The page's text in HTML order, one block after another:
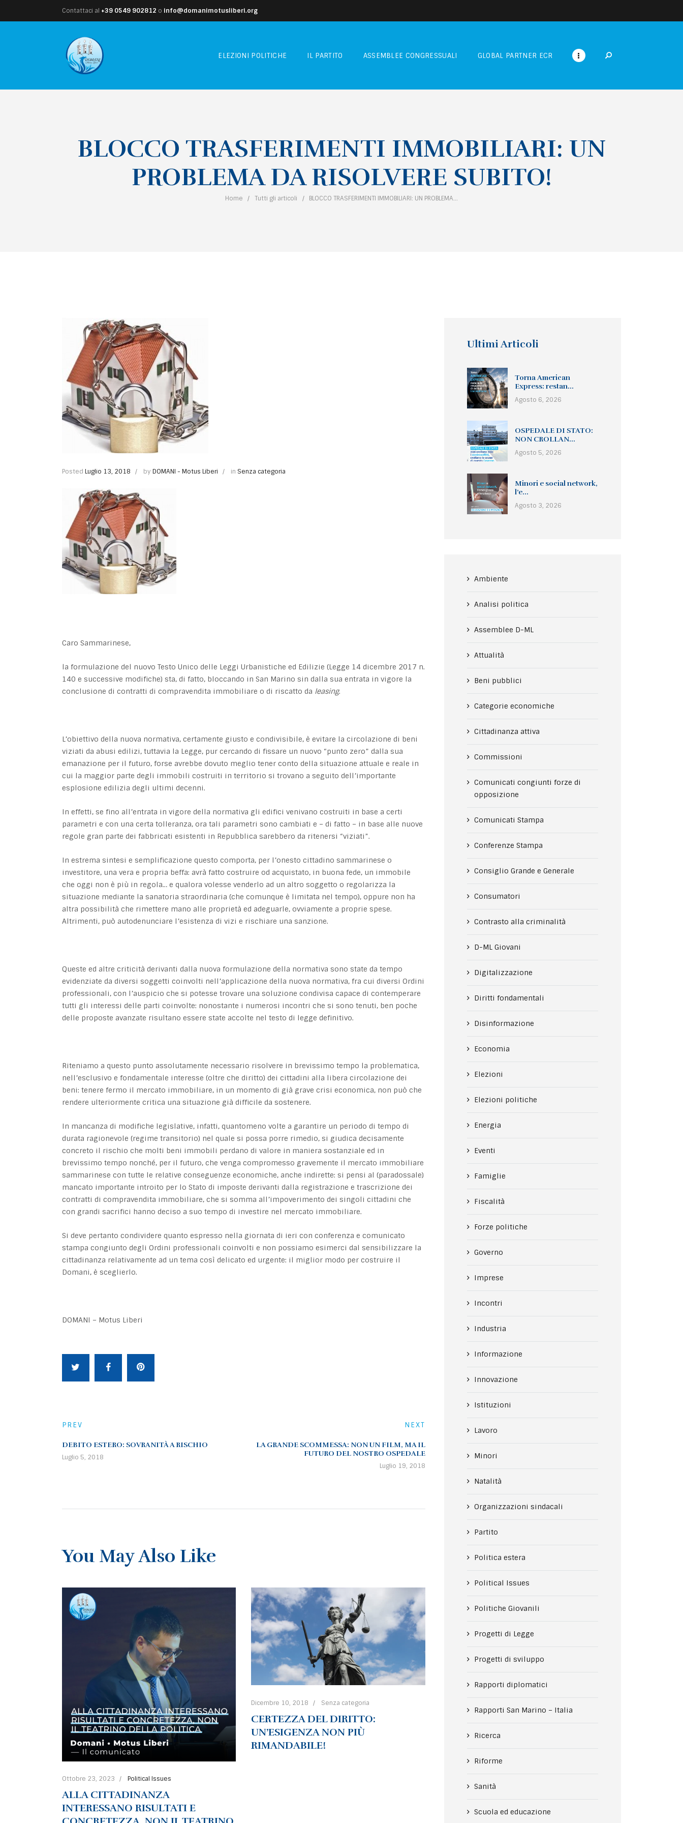
Contattaci al +39 0549 902812 o info@domanimotusliberi.org
ELEZIONI POLITICHE IL PARTITO ASSEMBLEE CONGRESSUALI GLOBAL PARTNER ECR
BLOCCO TRASFERIMENTI IMMOBILIARI: UN
PROBLEMA DA RISOLVERE SUBITO!
Home Tutti gli articoli BLOCCO TRASFERIMENTI IMMOBILIARI: UN PROBLEMA...
Posted Luglio 13, 2018 by DOMANI - Motus Liberi in Senza categoria
Caro Sammarinese,
la formulazione del nuovo Testo Unico delle Leggi Urbanistiche ed Edilizie (Legge 14 dicembre 2017 n.
140 e successive modifiche) sta, di fatto, bloccando in San Marino sin dalla sua entrata in vigore la
conclusione di contratti di compravendita immobiliare o di riscatto da leasing.
L’obiettivo della nuova normativa, certamente giusto e condivisibile, è evitare la circolazione di beni
viziati da abusi edilizi, tuttavia la Legge, pur cercando di fissare un nuovo “punto zero” dalla sua
emanazione per il futuro, forse avrebbe dovuto meglio tener conto della situazione attuale e reale in
cui la maggior parte degli immobili costruiti in territorio si trovano a seguito dell’importante
esplosione edilizia degli ultimi decenni.
In effetti, se fino all’entrata in vigore della normativa gli edifici venivano costruiti in base a certi
parametri e con una certa tolleranza, ora tali parametri sono cambiati e – di fatto – in base alle nuove
regole gran parte dei fabbricati esistenti in Repubblica sarebbero da ritenersi “viziati”.
In estrema sintesi e semplificazione questo comporta, per l’onesto cittadino sammarinese o
investitore, una vera e propria beffa: avrà fatto costruire od acquistato, in buona fede, un immobile
che oggi non è più in regola… e qualora volesse venderlo ad un altro soggetto o regolarizza la
situazione mediante la sanatoria straordinaria (che comunque è limitata nel tempo), oppure non ha
altra possibilità che rimettere mano alle proprietà ed adeguarle, ovviamente a proprie spese.
Altrimenti, può autodenunciare l’esistenza di vizi e rischiare una sanzione.
Queste ed altre criticità derivanti dalla nuova formulazione della normativa sono state da tempo
evidenziate da diversi soggetti coinvolti nell’applicazione della nuova normativa, fra cui diversi Ordini
professionali, con l’auspicio che si potesse trovare una soluzione condivisa capace di contemperare
tutti gli interessi delle parti coinvolte: nonostante i numerosi incontri che si sono tenuti, ben poche
delle proposte avanzate risultano essere state accolte nel testo di legge definitivo.
Riteniamo a questo punto assolutamente necessario risolvere in brevissimo tempo la problematica,
nell’esclusivo e fondamentale interesse (oltre che diritto) dei cittadini alla libera circolazione dei
beni: tenere fermo il mercato immobiliare, in un momento di già grave crisi economica, non può che
rendere ulteriormente critica una situazione già difficile da sostenere.
In mancanza di modifiche legislative, infatti, quantomeno volte a garantire un periodo di tempo di
durata ragionevole (regime transitorio) nel quale si possa porre rimedio, si giudica decisamente
concreto il rischio che molti beni immobili perdano di valore in maniera sostanziale ed in
brevissimo tempo nonché, per il futuro, che venga compromesso gravemente il mercato immobiliare
sammarinese con tutte le relative conseguenze economiche, anche indirette: si pensi al (paradossale)
mancato importante introito per lo Stato di imposte derivanti dalla registrazione e trascrizione dei
contratti di compravendita immobiliare, che si somma all’impoverimento dei singoli cittadini che
con grandi sacrifici hanno deciso a suo tempo di investire nel mercato immobiliare.
Si deve pertanto condividere quanto espresso nella giornata di ieri con conferenza e comunicato
stampa congiunto degli Ordini professionali coinvolti e non possiamo esimerci dal sensibilizzare la
cittadinanza relativamente ad un tema così delicato ed urgente: il miglior modo per costruire il
Domani, è sceglierlo.
DOMANI – Motus Liberi
PREV
DEBITO ESTERO: SOVRANITÀ A RISCHIO
Luglio 5, 2018
NEXT
LA GRANDE SCOMMESSA: NON UN FILM, MA IL
FUTURO DEL NOSTRO OSPEDALE
Luglio 19, 2018
You May Also Like
Ottobre 23, 2023 Political Issues
ALLA CITTADINANZA
INTERESSANO RISULTATI E
Dicembre 10, 2018 Senza categoria
CERTEZZA DEL DIRITTO:
UN’ESIGENZA NON PIÙ
RIMANDABILE!
Ultimi Articoli
Torna American
Express: restan...
Agosto 6, 2026
OSPEDALE DI STATO:
NON CROLLAN...
Agosto 5, 2026
Minori e social network,
l’e...
Agosto 3, 2026
Ambiente
Analisi politica
Assemblee D-ML
Attualità
Beni pubblici
Categorie economiche
Cittadinanza attiva
Commissioni
Comunicati congiunti forze di
opposizione
Comunicati Stampa
Conferenze Stampa
Consiglio Grande e Generale
Consumatori
Contrasto alla criminalità
D-ML Giovani
Digitalizzazione
Diritti fondamentali
Disinformazione
Economia
Elezioni
Elezioni politiche
Energia
Eventi
Famiglie
Fiscalità
Forze politiche
Governo
Imprese
Incontri
Industria
Informazione
Innovazione
Istituzioni
Lavoro
Minori
Natalità
Organizzazioni sindacali
Partito
Politica estera
Political Issues
Politiche Giovanili
Progetti di Legge
Progetti di sviluppo
Rapporti diplomatici
Rapporti San Marino – Italia
Ricerca
Riforme
Sanità
Scuola ed educazione